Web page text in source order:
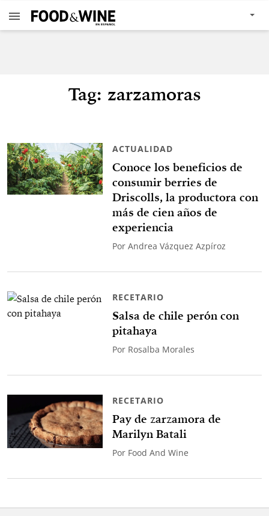
Tag: zarzamoras
ACTUALIDAD
Conoce los beneficios de
consumir berries de
Driscolls, la productora con
más de cien años de
experiencia
Por Andrea Vázquez Azpíroz
RECETARIO
Salsa de chile perón con
pitahaya
Por Rosalba Morales
RECETARIO
Pay de zarzamora de
Marilyn Batali
Por Food And Wine